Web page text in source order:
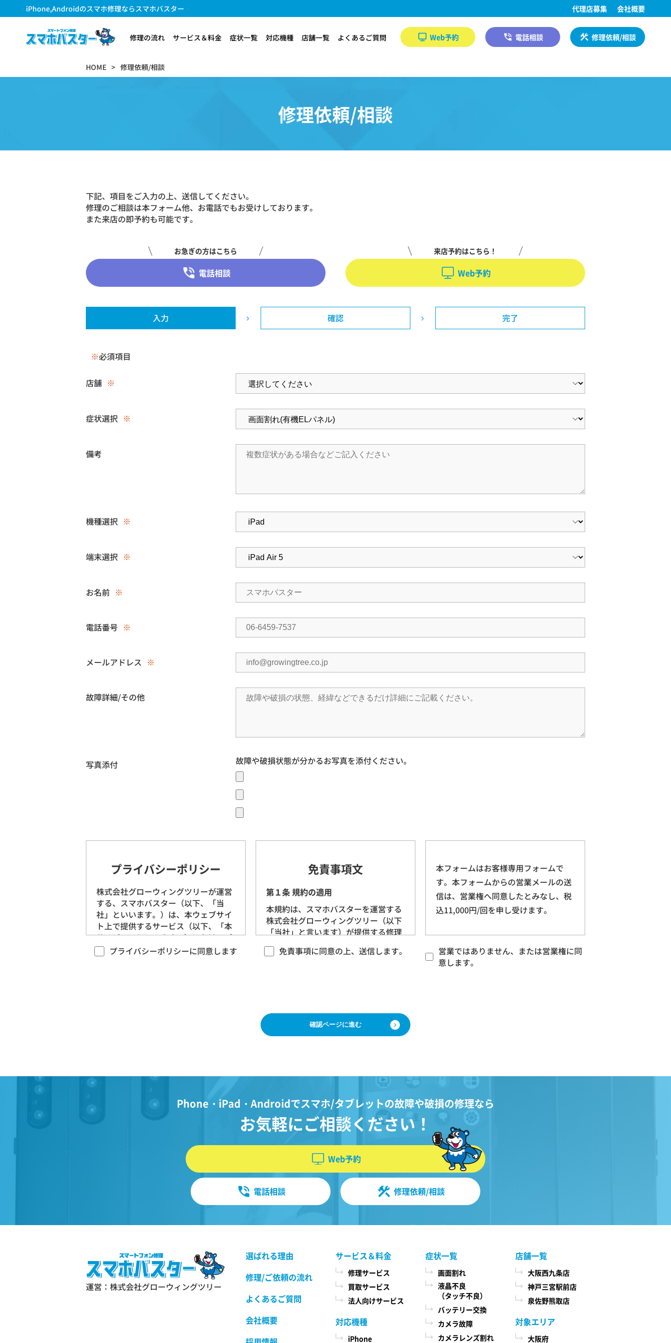
iPhone,Androidのスマホ修理ならスマホバスター 代理店募集 会社概要
修理の流れ サービス＆料金 症状一覧 対応機種 店舗一覧 よくあるご質問 Web予約 電話相談 修理依頼/相談
HOME 修理依頼/相談
修理依頼/相談
下記、項目をご入力の上、送信してください。
修理のご相談は本フォーム他、お電話でもお受けしております。
また来店の即予約も可能です。
お急ぎの方はこちら
電話相談
来店予約はこちら！
Web予約
入力 確認 完了
※必須項目
店舗 ※
症状選択 ※
備考
機種選択 ※
端末選択 ※
お名前 ※
電話番号 ※
メールアドレス ※
故障詳細/その他
写真添付 故障や破損状態が分かるお写真を添付ください。
プライバシーポリシー
株式会社グローウィングツリーが運営
する、スマホバスター（以下、「当
社」といいます。）は、本ウェブサイ
ト上で提供するサービス（以下、「本
サービス」といいます。）におけるプ
ライバシー情報の取扱いについて、以
下のとおりプライバシーポリシー（以
する個人に関する情報であって、当
住所、電話番号、連絡先その他の記
述等により特定の個人を識別できる
プライバシー情報のうち「履歴情報
および特性情報」とは、上記に定め
る「個人情報」以外のものをいい、
ご利用いただいたサービスやご購入
いただいた商品、ご覧になったペー
号や性別、職業、年齢、ユーザーの
IPアドレス、クッキー情報、位置情
報、端末の個体識別情報などを指し
プライバシーポリシーに同意します
免責事項文
第１条 規約の適用
本規約は、スマホバスターを運営する
株式会社グローウィングツリー（以下
「当社」と言います）が提供する修理
サービス（以下「本サービス」と言い
ます）に適用される基本的な条件を定
をご利用くださいますようお願いいた
約は、お客様が修理をご希望になる携
帯電話（以下「修理依頼品」と言いま
す）について、当社各店舗、当社ホー
ムページその他でご案内する当社所定
の方法により本サービスをお申込みに
サービス提供の可否等を確認の後、当
社がお客様のご依頼を承諾することを
もって成立するものとします。 当社
は、本規約に定める場合のほか、お客
様のご依頼の内容、時期、方法、依頼
サービスを提供できない場合があり、
さい。
当社は、お客様の携帯電話が故障した
場合、その機能・性能を修復・維持す
ることを目的として、本サービスを提
供致します。お客様の利用目的や機
免責事項に同意の上、送信します。
本フォームはお客様専用フォームで
す。本フォームからの営業メールの送
信は、営業権へ同意したとみなし、税
込11,000円/回を申し受けます。
営業ではありません、または営業権に同
意します。
Phone・iPad・Androidでスマホ/タブレットの故障や破損の修理なら
お気軽にご相談ください！
Web予約
電話相談 修理依頼/相談
運営：株式会社グローウィングツリー
選ばれる理由
修理/ご依頼の流れ
よくあるご質問
会社概要
サービス＆料金
修理サービス
買取サービス
法人向けサービス
対応機種
iPhone
症状一覧
画面割れ
液晶不良
（タッチ不良）
バッテリー交換
カメラ故障
カメラレンズ割れ
店舗一覧
大阪西九条店
神戸三宮駅前店
泉佐野熊取店
対象エリア
大阪府